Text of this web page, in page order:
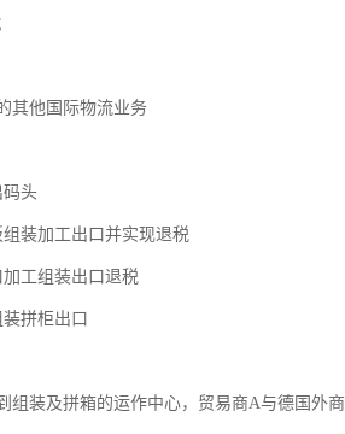
其他国际物流业务
码头
装加工出口并实现退税
工组装出口退税
拼柜出口
组装及拼箱的运作中心，贸易商A与德国外